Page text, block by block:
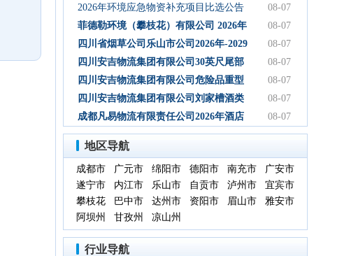
初步设计服务结果公告
公告
2026年环境应急物资补充项目比选公告
08-07
菲德勒环境（攀枝花）有限公司 2026年
第三季度第二次碳酸钠 招标公告（第二
次）
08-07
四川省烟草公司乐山市公司2026年-2029
年乐山物流中心卷烟装卸分拣服务中标
候选人公示
08-07
四川安吉物流集团有限公司30英尺尾部
自卸式集装箱采购项目成交候选人公示
08-07
四川安吉物流集团有限公司危险品重型
罐式半挂车项目成交候选人公示
08-07
四川安吉物流集团有限公司刘家槽酒类
绿色智慧物流园职业病危害预评价服务
（二次）成交候选人公示
08-07
成都凡易物流有限责任公司2026年酒店
空调采购及安装项目（第三次）评审结
果公示
08-07
地区导航
成都市 广元市 绵阳市 德阳市 南充市
广安市
遂宁市
内江市 乐山市 自贡市 泸州市
宜宾市
攀枝花
巴中市 达州市 资阳市 眉山市
雅安市
阿坝州
甘孜州 凉山州
行业导航